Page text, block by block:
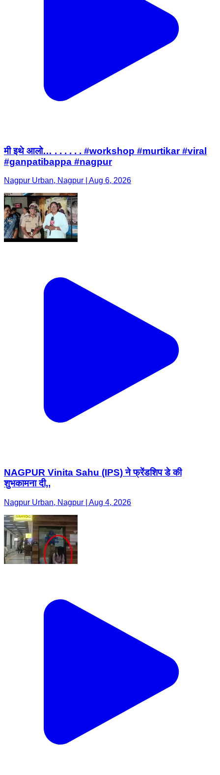
मी इथे आलो… . . . . . . #workshop #murtikar #viral
#ganpatibappa #nagpur
Nagpur Urban, Nagpur | Aug 6, 2026
NAGPUR Vinita Sahu (IPS) ने फ्रेंडशिप डे की
शुभकामना दी,,
Nagpur Urban, Nagpur | Aug 4, 2026